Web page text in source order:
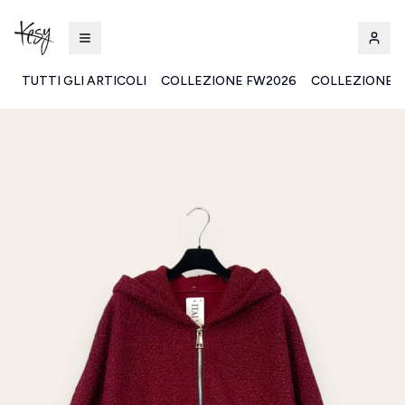
TUTTI GLI ARTICOLI COLLEZIONE FW2026 COLLEZIONE